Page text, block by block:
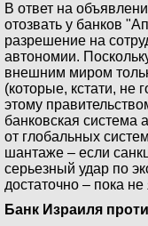
В ответ на
отозвать у банков
разрешение на
автономии.
внешним миром
(которые, кстати, не
этому
банковская система
от глобальных
шантаже – если
серьезный удар по
достаточно – пока не
Банк Израиля